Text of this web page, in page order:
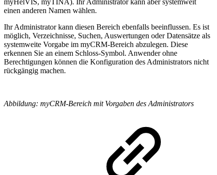
myHelVIS, myTINA). Ihr Administrator kann aber systemweit
einen anderen Namen wählen.
Ihr Administrator kann diesen Bereich ebenfalls beeinflussen. Es ist
möglich, Verzeichnisse, Suchen, Auswertungen oder Datensätze als
systemweite Vorgabe im myCRM-Bereich abzulegen. Diese
erkennen Sie an einem Schloss-Symbol. Anwender ohne
Berechtigungen können die Konfiguration des Administrators nicht
rückgängig machen.
Abbildung: myCRM-Bereich mit Vorgaben des Administrators